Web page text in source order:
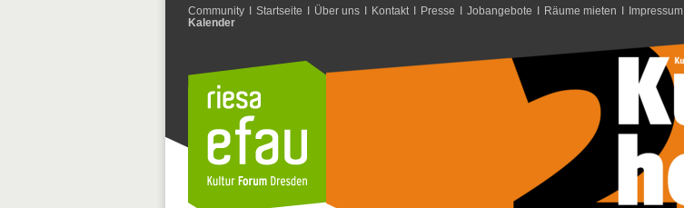
Community I Startseite I Über uns I Kontakt I Presse I Jobangebote I Räume mieten I Impressum
Kalender